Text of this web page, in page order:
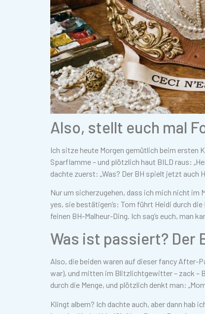
Also, stellt euch mal
Ich sitze heute Morgen gemütlich beim ersten
Sparflamme – und plötzlich haut BILD raus:
dachte zuerst: „Was? Der BH spielt jetzt auch
Nur um sicherzugehen, dass ich mich nicht im
yes, sie bestätigen’s: Tom führt Heidi durch
feinen BH-Malheur-Ding. Ich sag’s euch, man
Was ist passiert? Der
Also, die beiden waren auf dieser fancy After-
war), und mitten im Blitzlichtgewitter – zack –
durch die Menge, und plötzlich denkt man:
Klingt albern? Ich dachte auch, aber dann hab